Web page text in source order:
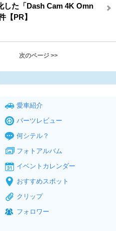
した「Dash Cam 4K Omn
【PR】
次のページ >>
愛車紹介
パーツレビュー
何シテル？
フォトアルバム
イベントカレンダー
おすすめスポット
クリップ
フォロワー